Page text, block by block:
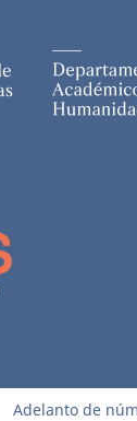
Adelanto de